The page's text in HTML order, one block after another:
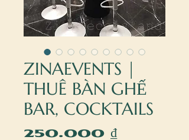
ZINAEVENTS |
THUÊ BÀN GHẾ
BAR, COCKTAILS
250.000 ₫Giá